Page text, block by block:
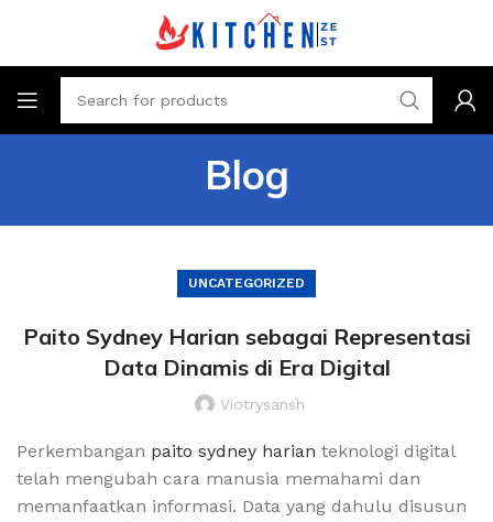
Blog
UNCATEGORIZED
Paito Sydney Harian sebagai Representasi
Data Dinamis di Era Digital
Viotrysansh
Perkembangan paito sydney harian teknologi digital
telah mengubah cara manusia memahami dan
memanfaatkan informasi. Data yang dahulu disusun